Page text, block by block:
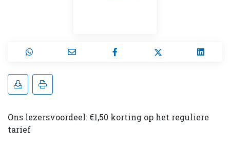
Ons lezersvoordeel: €1,50 korting op het reguliere
tarief